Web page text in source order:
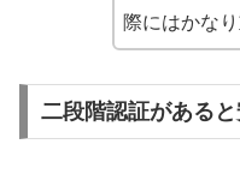
際にはかな
二段階認証がある